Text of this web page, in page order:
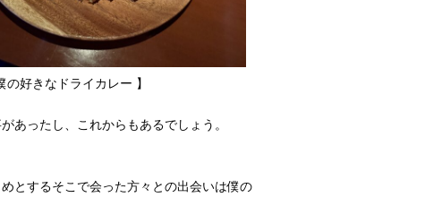
ドライカレー 】
あったし、これからもあるでしょう。
とするそこで会った方々との出会いは僕の